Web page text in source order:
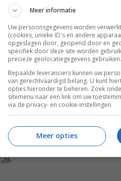
dat maakt het tot een
nog een heel scala aan
Deze theesoort
groene thee vind je ook
aan de dag kunt beginnen.
hieronder in de reacties!
.
Meer informatie
Uw persoonsgegevens worden
(cookies, unieke ID's en andere
opgeslagen door, geopend door en
specifiek door deze site worden
precieze geolocatiegegevens gebruiken.
Bepaalde leveranciers kunnen uw
van gerechtvaardigd belang. U kunt
opties hieronder te beheren. Zoek
sitemenu naar een link om uw
via de privacy- en cookie-instellingen.
Meer opties